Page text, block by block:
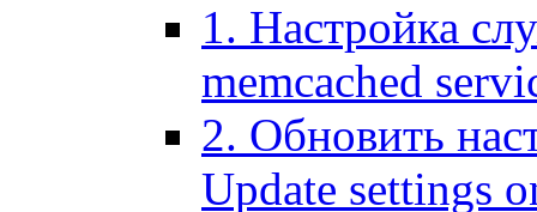
1. Настройка
memcached
2. Обновить
Update settings